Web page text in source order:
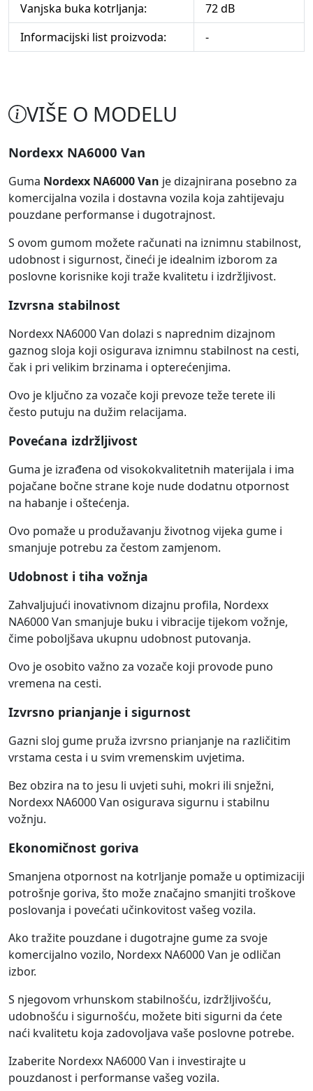
Vanjska buka kotrljanja:
72 dB
Informacijski list proizvoda:
-
VIŠE O MODELU
Nordexx NA6000 Van
Guma Nordexx NA6000 Van je dizajnirana posebno za
komercijalna vozila i dostavna vozila koja zahtijevaju
pouzdane performanse i dugotrajnost.
S ovom gumom možete računati na iznimnu stabilnost,
udobnost i sigurnost, čineći je idealnim izborom za
poslovne korisnike koji traže kvalitetu i izdržljivost.
Izvrsna stabilnost
Nordexx NA6000 Van dolazi s naprednim dizajnom
gaznog sloja koji osigurava iznimnu stabilnost na cesti,
čak i pri velikim brzinama i opterećenjima.
Ovo je ključno za vozače koji prevoze teže terete ili
često putuju na dužim relacijama.
Povećana izdržljivost
Guma je izrađena od visokokvalitetnih materijala i ima
pojačane bočne strane koje nude dodatnu otpornost
na habanje i oštećenja.
Ovo pomaže u produžavanju životnog vijeka gume i
smanjuje potrebu za čestom zamjenom.
Udobnost i tiha vožnja
Zahvaljujući inovativnom dizajnu profila, Nordexx
NA6000 Van smanjuje buku i vibracije tijekom vožnje,
čime poboljšava ukupnu udobnost putovanja.
Ovo je osobito važno za vozače koji provode puno
vremena na cesti.
Izvrsno prianjanje i sigurnost
Gazni sloj gume pruža izvrsno prianjanje na različitim
vrstama cesta i u svim vremenskim uvjetima.
Bez obzira na to jesu li uvjeti suhi, mokri ili snježni,
Nordexx NA6000 Van osigurava sigurnu i stabilnu
vožnju.
Ekonomičnost goriva
Smanjena otpornost na kotrljanje pomaže u optimizaciji
potrošnje goriva, što može značajno smanjiti troškove
poslovanja i povećati učinkovitost vašeg vozila.
Ako tražite pouzdane i dugotrajne gume za svoje
komercijalno vozilo, Nordexx NA6000 Van je odličan
izbor.
S njegovom vrhunskom stabilnošću, izdržljivošću,
udobnošću i sigurnošću, možete biti sigurni da ćete
naći kvalitetu koja zadovoljava vaše poslovne potrebe.
Izaberite Nordexx NA6000 Van i investirajte u
pouzdanost i performanse vašeg vozila.